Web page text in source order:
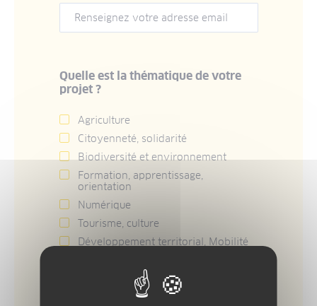
Quelle est la thématique de votre
projet ?
Agriculture
Citoyenneté, solidarité
Biodiversité et environnement
Formation, apprentissage,
orientation
Numérique
Tourisme, culture
Développement territorial, Mobilité
Recherche, PME, IAA
Transition énergétique